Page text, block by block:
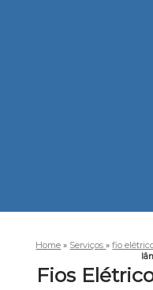
Home » Serviços»fio
Fios